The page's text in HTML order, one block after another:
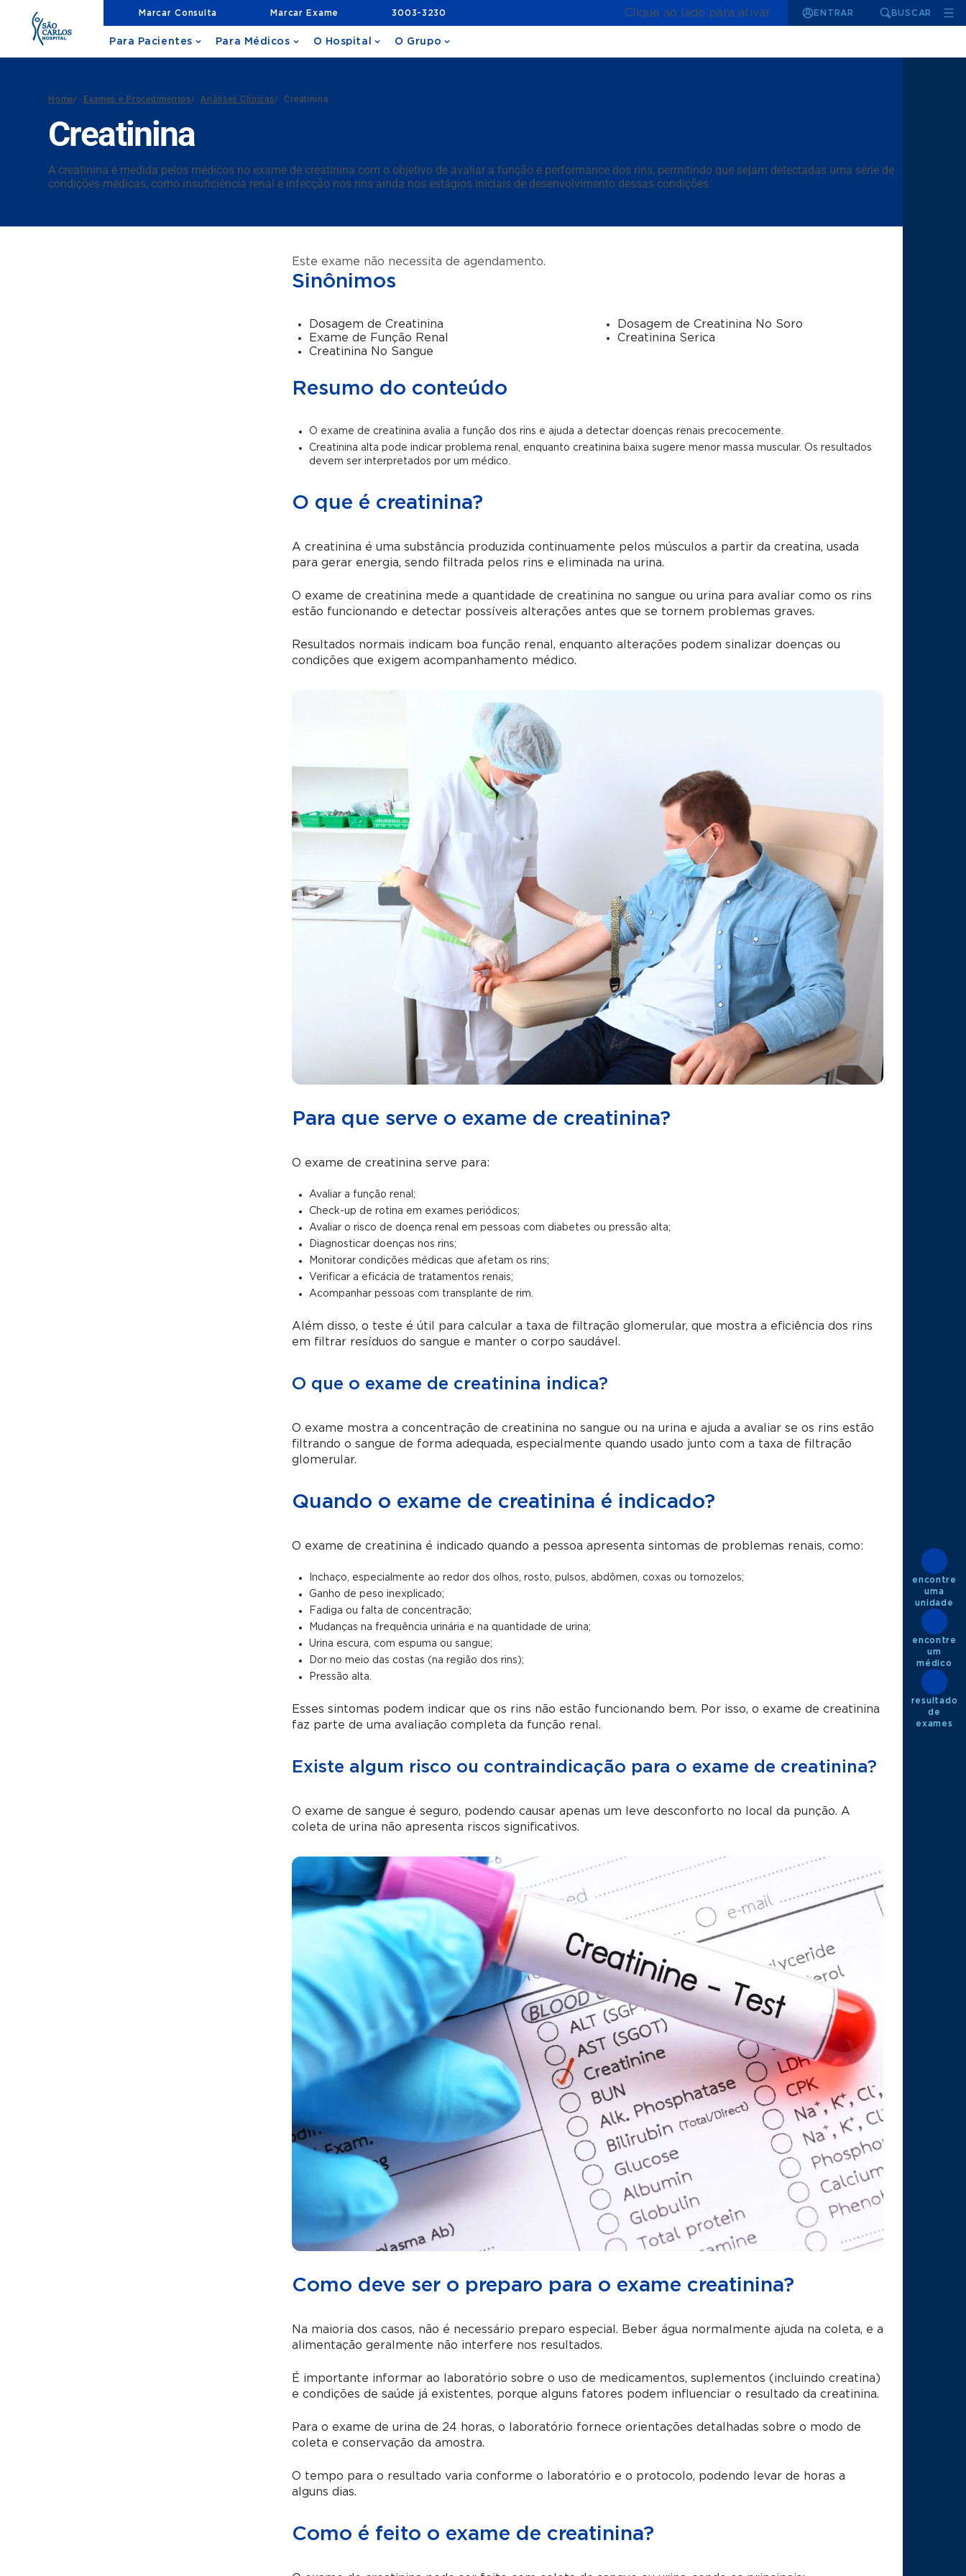
Marcar Consulta Marcar Exame 3003-3230 Clique ao lado para ativar ENTRAR BUSCAR
Para Pacientes Para Médicos O Hospital O Grupo
Home/ Exames e Procedimentos/ Análises Clínicas/ Creatinina
Creatinina
A creatinina é medida pelos médicos no exame de creatinina com o objetivo de avaliar a função e performance dos rins, permitindo que sejam detectadas uma série de
condições médicas, como insuficiência renal e infecção nos rins ainda nos estágios iniciais de desenvolvimento dessas condições.
Este exame não necessita de agendamento.
Sinônimos
Dosagem de Creatinina
Exame de Função Renal
Creatinina No Sangue
Dosagem de Creatinina No Soro
Creatinina Serica
Resumo do conteúdo
O exame de creatinina avalia a função dos rins e ajuda a detectar doenças renais precocemente.
Creatinina alta pode indicar problema renal, enquanto creatinina baixa sugere menor massa muscular. Os resultados
devem ser interpretados por um médico.
O que é creatinina?
A creatinina é uma substância produzida continuamente pelos músculos a partir da creatina, usada
para gerar energia, sendo filtrada pelos rins e eliminada na urina.
O exame de creatinina mede a quantidade de creatinina no sangue ou urina para avaliar como os rins
estão funcionando e detectar possíveis alterações antes que se tornem problemas graves.
Resultados normais indicam boa função renal, enquanto alterações podem sinalizar doenças ou
condições que exigem acompanhamento médico.
Para que serve o exame de creatinina?
O exame de creatinina serve para:
Avaliar a função renal;
Check-up de rotina em exames periódicos;
Avaliar o risco de doença renal em pessoas com diabetes ou pressão alta;
Diagnosticar doenças nos rins;
Monitorar condições médicas que afetam os rins;
Verificar a eficácia de tratamentos renais;
Acompanhar pessoas com transplante de rim.
Além disso, o teste é útil para calcular a taxa de filtração glomerular, que mostra a eficiência dos rins
em filtrar resíduos do sangue e manter o corpo saudável.
O que o exame de creatinina indica?
O exame mostra a concentração de creatinina no sangue ou na urina e ajuda a avaliar se os rins estão
filtrando o sangue de forma adequada, especialmente quando usado junto com a taxa de filtração
glomerular.
Quando o exame de creatinina é indicado?
O exame de creatinina é indicado quando a pessoa apresenta sintomas de problemas renais, como:
Inchaço, especialmente ao redor dos olhos, rosto, pulsos, abdômen, coxas ou tornozelos;
Ganho de peso inexplicado;
Fadiga ou falta de concentração;
Mudanças na frequência urinária e na quantidade de urina;
Urina escura, com espuma ou sangue;
Dor no meio das costas (na região dos rins);
Pressão alta.
Esses sintomas podem indicar que os rins não estão funcionando bem. Por isso, o exame de creatinina
faz parte de uma avaliação completa da função renal.
Existe algum risco ou contraindicação para o exame de creatinina?
O exame de sangue é seguro, podendo causar apenas um leve desconforto no local da punção. A
coleta de urina não apresenta riscos significativos.
Como deve ser o preparo para o exame creatinina?
Na maioria dos casos, não é necessário preparo especial. Beber água normalmente ajuda na coleta, e a
alimentação geralmente não interfere nos resultados.
É importante informar ao laboratório sobre o uso de medicamentos, suplementos (incluindo creatina)
e condições de saúde já existentes, porque alguns fatores podem influenciar o resultado da creatinina.
Para o exame de urina de 24 horas, o laboratório fornece orientações detalhadas sobre o modo de
coleta e conservação da amostra.
O tempo para o resultado varia conforme o laboratório e o protocolo, podendo levar de horas a
alguns dias.
Como é feito o exame de creatinina?
encontre
uma
unidade
encontre
um
médico
resultado
de
exames